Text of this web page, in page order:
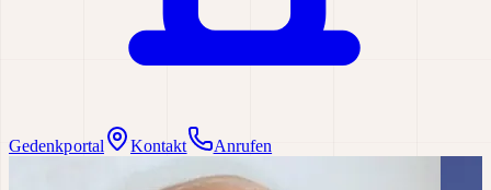
Gedenkportal Kontakt Anrufen